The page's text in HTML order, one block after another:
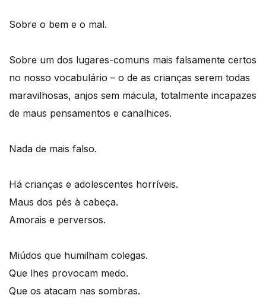
Sobre o bem e o mal.
Sobre um dos lugares-comuns mais falsamente certos
no nosso vocabulário – o de as crianças serem todas
maravilhosas, anjos sem mácula, totalmente incapazes
de maus pensamentos e canalhices.
Nada de mais falso.
Há crianças e adolescentes horríveis.
Maus dos pés à cabeça.
Amorais e perversos.
Miúdos que humilham colegas.
Que lhes provocam medo.
Que os atacam nas sombras.